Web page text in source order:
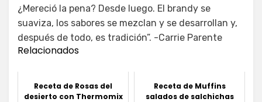
¿Mereció la pena? Desde luego. El brandy se
suaviza, los sabores se mezclan y se desarrollan y,
después de todo, es tradición”. -Carrie Parente
Relacionados
Receta de Rosas del
desierto con Thermomix
Receta de Muffins
salados de salchichas